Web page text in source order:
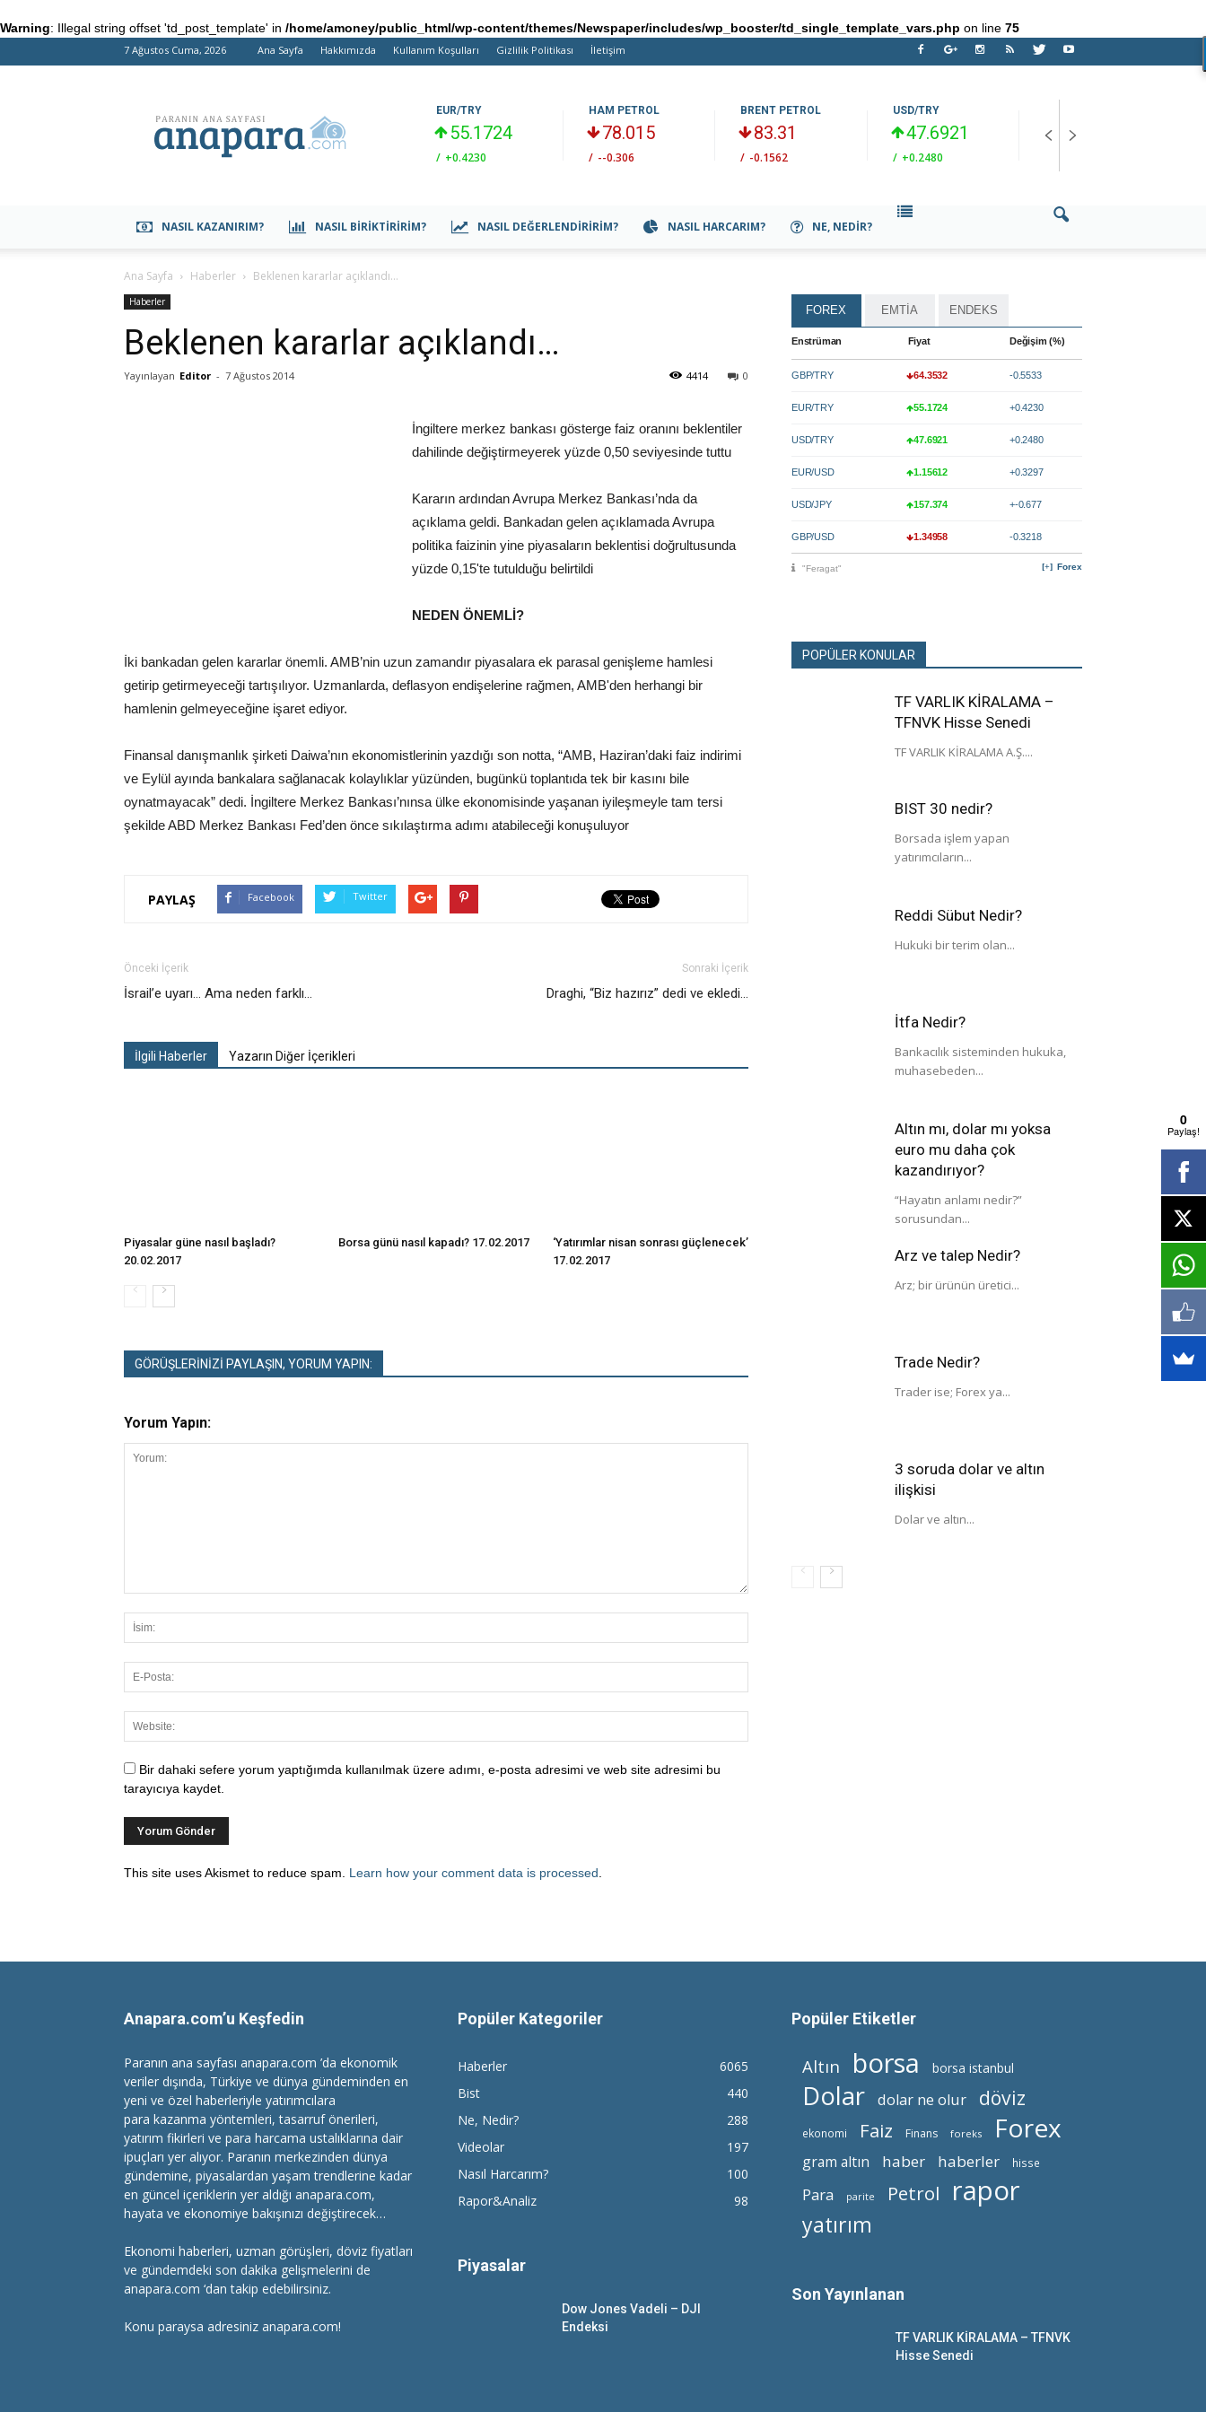
Warning: Illegal string offset 'td_post_template' in /home/amoney/public_html/wp-content/themes/Newspaper/includes/wp_booster/td_single_template_vars.php on line 75
7 Ağustos Cuma, 2026 Ana Sayfa Hakkımızda Kullanım Koşulları Gizlilik Politikası İletişim
EUR/TRY
55.1724
/ +0.4230
HAM PETROL
78.015
/ --0.306
BRENT PETROL
83.31
/ -0.1562
USD/TRY
47.6921
/ +0.2480
1.15612
NASIL KAZANIRIM? NASIL BIRIKTIRIRIM? NASIL DEĞERLENDIRIRIM? NASIL HARCARIM? NE, NEDIR?
Ana Sayfa Haberler Beklenen kararlar açıklandı…
Haberler
Beklenen kararlar açıklandı…
Yayınlayan Editor - 7 Ağustos 2014 0
4414
İngiltere merkez bankası gösterge faiz oranını beklentiler
dahilinde değiştirmeyerek yüzde 0,50 seviyesinde tuttu
Kararın ardından Avrupa Merkez Bankası’nda da
açıklama geldi. Bankadan gelen açıklamada Avrupa
politika faizinin yine piyasaların beklentisi doğrultusunda
yüzde 0,15'te tutulduğu belirtildi
NEDEN ÖNEMLİ?
İki bankadan gelen kararlar önemli. AMB’nin uzun zamandır piyasalara ek parasal genişleme hamlesi
getirip getirmeyeceği tartışılıyor. Uzmanlarda, deflasyon endişelerine rağmen, AMB'den herhangi bir
hamlenin gelmeyeceğine işaret ediyor.
Finansal danışmanlık şirketi Daiwa’nın ekonomistlerinin yazdığı son notta, “AMB, Haziran’daki faiz indirimi
ve Eylül ayında bankalara sağlanacak kolaylıklar yüzünden, bugünkü toplantıda tek bir kasını bile
oynatmayacak” dedi. İngiltere Merkez Bankası’nınsa ülke ekonomisinde yaşanan iyileşmeyle tam tersi
şekilde ABD Merkez Bankası Fed’den önce sıkılaştırma adımı atabileceği konuşuluyor
PAYLAŞ Facebook Twitter
Önceki İçerik
İsrail’e uyarı… Ama neden farklı…
Sonraki İçerik
Draghi, “Biz hazırız” dedi ve ekledi…
İlgili Haberler Yazarın Diğer İçerikleri
Piyasalar güne nasıl başladı?
20.02.2017
Borsa günü nasıl kapadı? 17.02.2017
‘Yatırımlar nisan sonrası güçlenecek’
17.02.2017
GÖRÜŞLERİNİZİ PAYLAŞIN, YORUM YAPIN:
Yorum Yapın:
Bir dahaki sefere yorum yaptığımda kullanılmak üzere adımı, e-posta adresimi ve web site adresimi bu
tarayıcıya kaydet.
This site uses Akismet to reduce spam. Learn how your comment data is processed
FOREX EMTİA ENDEKS
Enstrüman Fiyat Değişim (%)
GBP/TRY 64.3532 -0.5533
EUR/TRY 55.1724 +0.4230
USD/TRY 47.6921 +0.2480
EUR/USD 1.15612 +0.3297
USD/JPY 157.374 +-0.677
GBP/USD 1.34958 -0.3218
Forex
"Feragat"
POPÜLER KONULAR
TF VARLIK KİRALAMA –
TFNVK Hisse Senedi
TF VARLIK KİRALAMA A.Ş....
BIST 30 nedir?
Borsada işlem yapan
yatırımcıların...
Reddi Sübut Nedir?
Hukuki bir terim olan...
İtfa Nedir?
Bankacılık sisteminden hukuka,
muhasebeden...
Altın mı, dolar mı yoksa
euro mu daha çok
kazandırıyor?
“Hayatın anlamı nedir?”
sorusundan...
Arz ve talep Nedir?
Arz; bir ürünün üretici...
Trade Nedir?
Trader ise; Forex ya...
3 soruda dolar ve altın
ilişkisi
Dolar ve altın...
Anapara.com’u Keşfedin
Paranın ana sayfası anapara.com ’da ekonomik
veriler dışında, Türkiye ve dünya gündeminden en
yeni ve özel haberleriyle yatırımcılara
para kazanma yöntemleri, tasarruf önerileri,
yatırım fikirleri ve para harcama ustalıklarına dair
ipuçları yer alıyor. Paranın merkezinden dünya
gündemine, piyasalardan yaşam trendlerine kadar
en güncel içeriklerin yer aldığı anapara.com,
hayata ve ekonomiye bakışınızı değiştirecek…
Ekonomi haberleri, uzman görüşleri, döviz fiyatları
ve gündemdeki son dakika gelişmelerini de
anapara.com ‘dan takip edebilirsiniz.
Konu paraysa adresiniz anapara.com!
Popüler Kategoriler
Haberler
6065
Bist
440
Ne, Nedir?
288
Videolar
197
Nasıl Harcarım?
100
Rapor&Analiz
98
Piyasalar
Dow Jones Vadeli – DJI
Endeksi
Popüler Etiketler
Altın borsa borsa istanbul
Dolar dolar ne olur döviz
ekonomi Faiz Finans foreks Forex
gram altın haber haberler hisse
Para parite Petrol rapor
yatırım
Son Yayınlanan
TF VARLIK KİRALAMA – TFNVK
Hisse Senedi
0
Paylaş!